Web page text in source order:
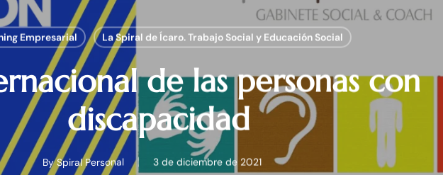
Empresarial La Spiral de Ícaro. Trabajo Social y Educación Social
de las personas con
discapacidad
By Spiral Personal 3 de diciembre de 2021